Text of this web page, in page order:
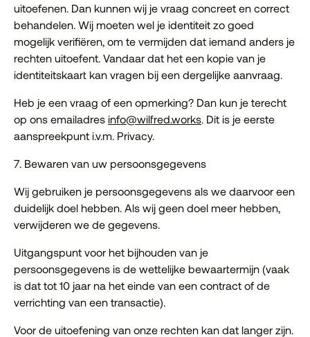
uitoefenen. Dan kunnen wij je vraag concreet en correct
behandelen. Wij moeten wel je identiteit zo goed
mogelijk verifiëren, om te vermijden dat iemand anders je
rechten uitoefent. Vandaar dat het een kopie van je
identiteitskaart kan vragen bij een dergelijke aanvraag.
Heb je een vraag of een opmerking? Dan kun je terecht
op ons emailadres info@wilfred.works. Dit is je eerste
aanspreekpunt i.v.m. Privacy.
7. Bewaren van uw persoonsgegevens
Wij gebruiken je persoonsgegevens als we daarvoor een
duidelijk doel hebben. Als wij geen doel meer hebben,
verwijderen we de gegevens.
Uitgangspunt voor het bijhouden van je
persoonsgegevens is de wettelijke bewaartermijn (vaak
is dat tot 10 jaar na het einde van een contract of de
verrichting van een transactie).
Voor de uitoefening van onze rechten kan dat langer zijn.